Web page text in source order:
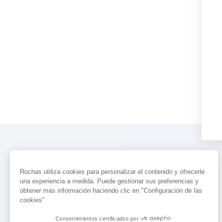
PERFUMES ACTUALIDAD
Rochas utiliza cookies para personalizar el contenido y ofrecerle
una experiencia a medida. Puede gestionar sus preferencias y
obtener más información haciendo clic en "Configuración de las
cookies"
Consentimientos certificados por